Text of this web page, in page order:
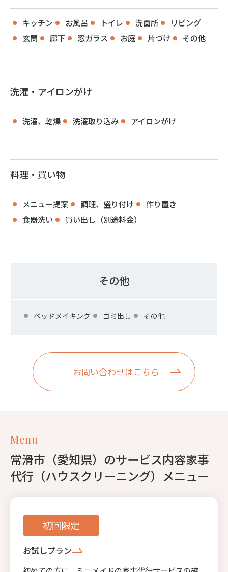
キッチン お風呂 トイレ 洗面所
リビング
玄関
廊下 窓ガラス お庭 片づけ その他
洗濯・アイロンがけ
洗濯、乾燥 洗濯取り込み アイロンがけ
料理・買い物
メニュー提案 調理、盛り付け
作り置き
食器洗い
買い出し（別途料金）
その他
ベッドメイキング ゴミ出し その他
お問い合わせはこちら
Menu
常滑市（愛知県）のサービス内容家事
代行（ハウスクリーニング）メニュー
初回限定
お試しプラン